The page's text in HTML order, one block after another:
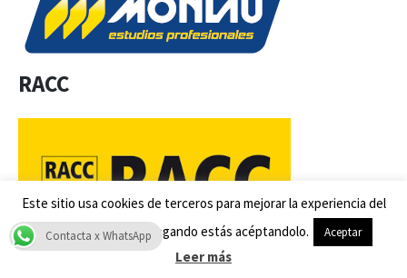
RACC
Este sitio usa cookies de terceros para mejorar la experiencia del
usuario. Si sigues navegando estás acéptandolo.
Aceptar
Leer más
Contacta x WhatsApp